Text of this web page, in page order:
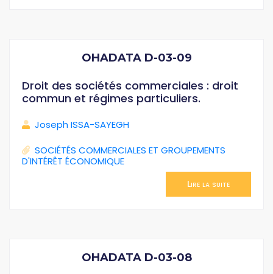
OHADATA D-03-09
Droit des sociétés commerciales : droit
commun et régimes particuliers.
Joseph ISSA-SAYEGH
SOCIÉTÉS COMMERCIALES ET GROUPEMENTS
D'INTÉRÊT ÉCONOMIQUE
Lire la suite
OHADATA D-03-08